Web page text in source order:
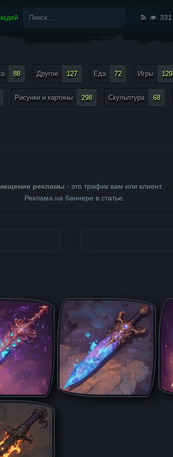
Найти:
331
88 Другое 127 Еда 72 Игры 129
Рисунки и картины 298 Скульптура 68
рекламы - это трафик вам или клиент.
Реклама на баннере в статье.